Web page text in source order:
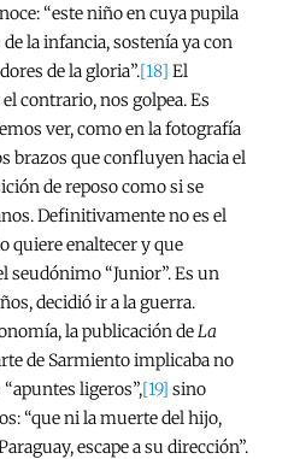
“este niño en cuya pupila
la infancia, sostenía ya con
de la gloria”.[18] El
contrario, nos golpea. Es
ver, como en la fotografía
brazos que confluyen hacia el
de reposo como si se
Definitivamente no es el
quiere enaltecer y que
seudónimo “Junior”. Es un
decidió ir a la guerra.
la publicación deLa
de Sarmiento implicaba no
ligeros”,[19] sino
“que ni la muerte del hijo,
escape a su dirección”.